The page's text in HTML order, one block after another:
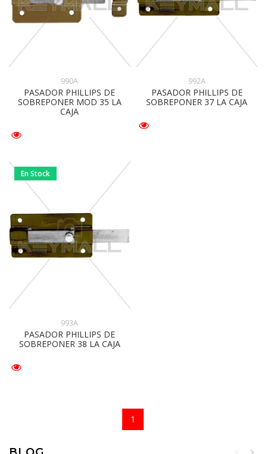
990A
PASADOR PHILLIPS DE
SOBREPONER MOD 35 LA
CAJA
992A
PASADOR PHILLIPS DE
SOBREPONER 37 LA CAJA
En Stock
993A
PASADOR PHILLIPS DE
SOBREPONER 38 LA CAJA
1